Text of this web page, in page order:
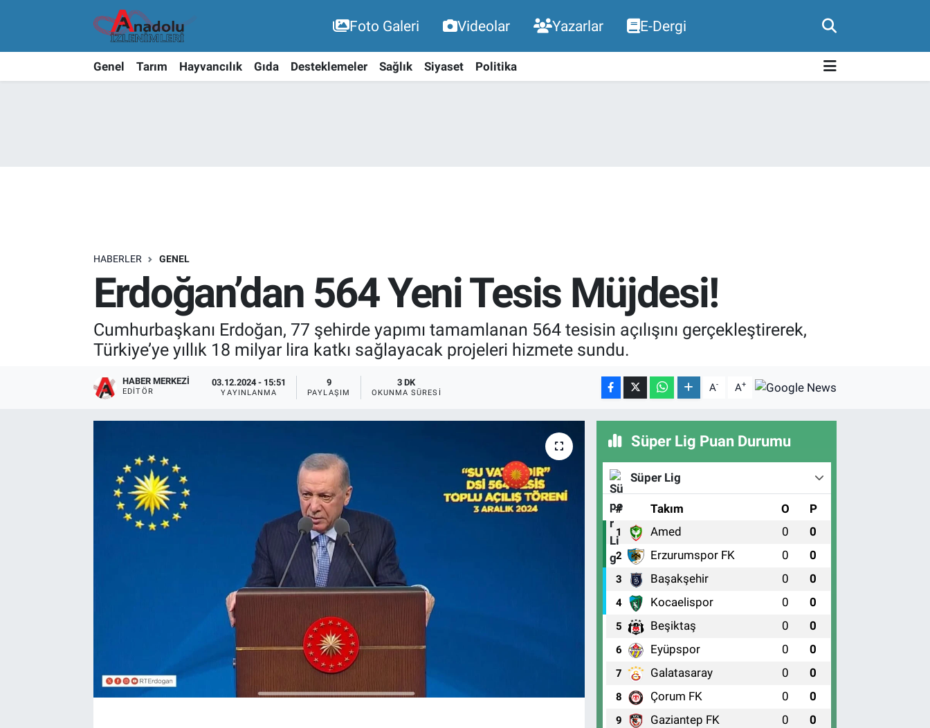
Foto Galeri Videolar Yazarlar E-Dergi
Genel Tarım Hayvancılık Gıda Desteklemeler Sağlık Siyaset Politika
HABERLER GENEL
Erdoğan’dan 564 Yeni Tesis Müjdesi!
Cumhurbaşkanı Erdoğan, 77 şehirde yapımı tamamlanan 564 tesisin açılışını gerçekleştirerek,
Türkiye’ye yıllık 18 milyar lira katkı sağlayacak projeleri hizmete sundu.
HABER MERKEZI
EDITÖR
03.12.2024 - 15:51
YAYINLANMA
9
PAYLAŞIM
3 DK
OKUNMA SÜRESI A- A+
Süper Lig Puan Durumu
Süper Lig
# Takım O P
1 Amed 0 0
2 Erzurumspor FK 0 0
3 Başakşehir 0 0
4 Kocaelispor 0 0
5 Beşiktaş 0 0
6 Eyüpspor 0 0
7 Galatasaray 0 0
8 Çorum FK 0 0
9 Gaziantep FK 0 0